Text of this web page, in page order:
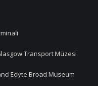
Transport Müzesi
Edyte Broad Museum